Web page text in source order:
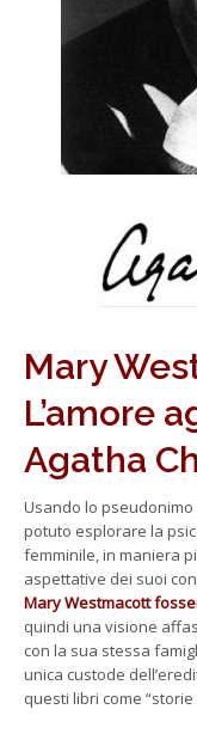
Mary
L’amore
Agatha
Usando lo pseudonimo
potuto esplorare la
femminile, in maniera
aspettative dei suoi
Mary Westmacott
quindi una visione
con la sua stessa
unica custode
questi libri come “storie